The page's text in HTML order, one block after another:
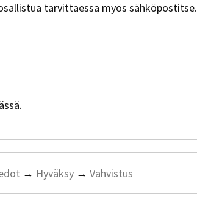
tarvittaessa myös sähköpostitse.
→ Hyväksy →Vahvistus